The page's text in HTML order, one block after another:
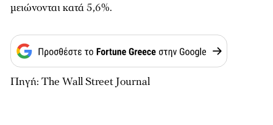
μειώνονται κατά 5,6%.
Πηγή: The Wall Street Journal